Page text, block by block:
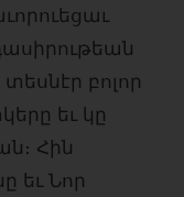
բոլոր
եւ կը
Հին
եւ Նոր